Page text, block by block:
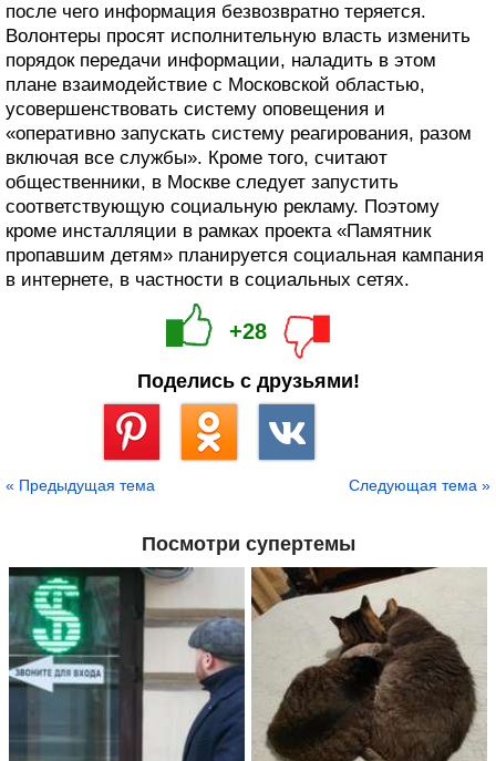
после чего информация безвозвратно теряется.
Волонтеры просят исполнительную власть изменить
порядок передачи информации, наладить в этом
плане взаимодействие с Московской областью,
усовершенствовать систему оповещения и
«оперативно запускать систему реагирования, разом
включая все службы». Кроме того, считают
общественники, в Москве следует запустить
соответствующую социальную рекламу. Поэтому
кроме инсталляции в рамках проекта «Памятник
пропавшим детям» планируется социальная кампания
в интернете, в частности в социальных сетях.
+28
Поделись с друзьями!
« Предыдущая тема Следующая тема »
Посмотри супертемы